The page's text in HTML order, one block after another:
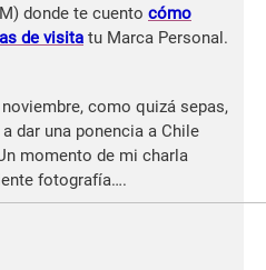
donde te cuento cómo
de visita tu Marca Personal.
como quizá sepas,
dar una ponencia a Chile
momento de mi charla
fotografía….